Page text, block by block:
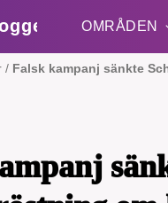
OMRÅDEN
/ Falsk kampanj sänkte